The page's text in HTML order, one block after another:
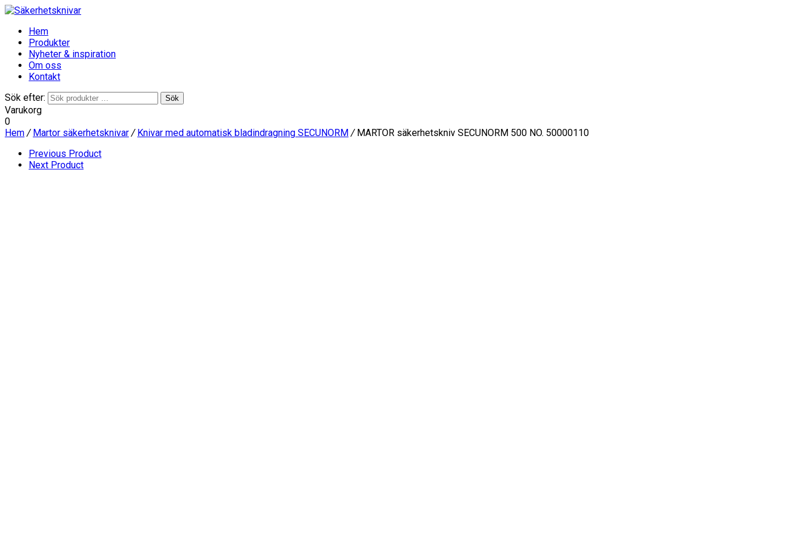
Hem
Produkter
Nyheter & inspiration
Om oss
Kontakt
Sök efter:
Sök
Varukorg
0
Hem / Martor säkerhetsknivar / Knivar med automatisk bladindragning SECUNORM /MARTOR säkerhetskniv SECUNORM 500 NO. 50000110
Previous Product
Next Product